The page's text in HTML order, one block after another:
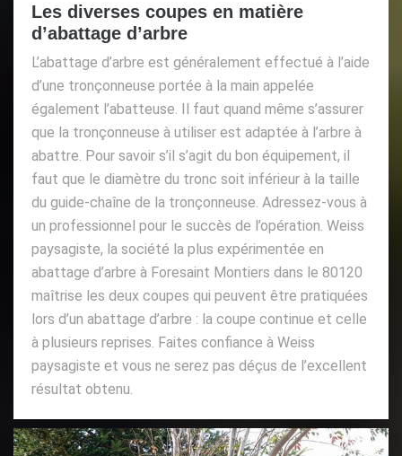
Les diverses coupes en matière
d’abattage d’arbre
L’abattage d’arbre est généralement effectué à l’aide
d’une tronçonneuse portée à la main appelée
également l’abatteuse. Il faut quand même s’assurer
que la tronçonneuse à utiliser est adaptée à l’arbre à
abattre. Pour savoir s’il s’agit du bon équipement, il
faut que le diamètre du tronc soit inférieur à la taille
du guide-chaîne de la tronçonneuse. Adressez-vous à
un professionnel pour le succès de l’opération. Weiss
paysagiste, la société la plus expérimentée en
abattage d’arbre à Foresaint Montiers dans le 80120
maîtrise les deux coupes qui peuvent être pratiquées
lors d’un abattage d’arbre : la coupe continue et celle
à plusieurs reprises. Faites confiance à Weiss
paysagiste et vous ne serez pas déçus de l’excellent
résultat obtenu.